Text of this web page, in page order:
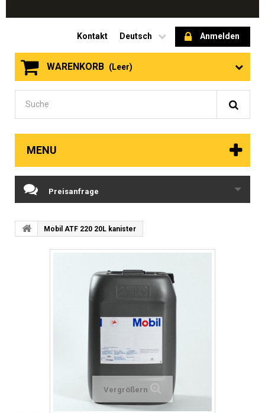
Anmelden
Deutsch
Kontakt
WARENKORB (Leer)
MENU
Preisanfrage
Mobil ATF 220 20L kanister
Vergrößern